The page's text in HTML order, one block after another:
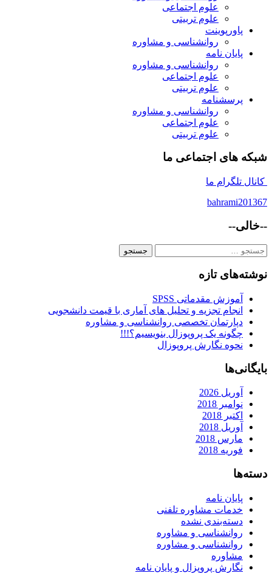
علوم اجتماعی
علوم تربیتی
پاورپوینت
روانشناسی و مشاوره
پایان نامه
روانشناسی و مشاوره
علوم اجتماعی
علوم تربیتی
پرسشنامه
روانشناسی و مشاوره
علوم اجتماعی
علوم تربیتی
شبکه های اجتماعی ما
کانال تلگرام ما
bahrami201367
--خالی--
جستجو
نوشته‌های تازه
آموزش مقدماتی SPSS
انجام تجزیه و تحلیل های آماری با قیمت دانشجویی
دپارتمان تخصصی روانشناسی و مشاوره
چگونه یک پروپوزال بنویسیم؟!!!
نحوه نگارش پروپوزال
بایگانی‌ها
آوریل 2026
نوامبر 2018
اکتبر 2018
آوریل 2018
مارس 2018
فوریه 2018
دسته‌ها
پایان نامه
خدمات مشاوره تلفنی
دسته‌بندی نشده
روانشناسی و مشاوره
روانشناسی و مشاوره
مشاوره
نگارش پروپزال و پایان نامه